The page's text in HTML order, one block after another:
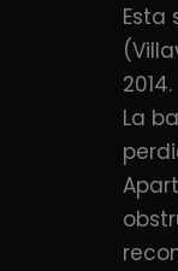
Esta
2014.
La